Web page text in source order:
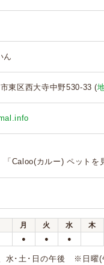
ん
東区西大寺中野530-33 (
Caloo(カルー) ペットを
月 火 水 木
● ● ●
水･土･日の午後 ※日曜(